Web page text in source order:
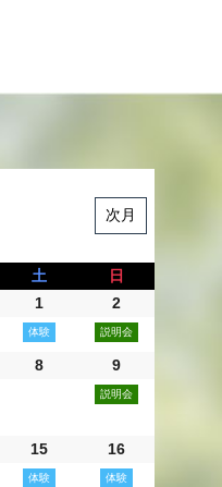
次月
土
日
1
2
8 9
15 16